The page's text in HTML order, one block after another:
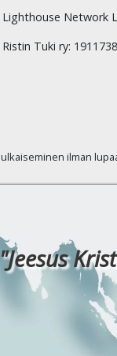
Lighthouse Network
Ristin Tuki ry:
ilman